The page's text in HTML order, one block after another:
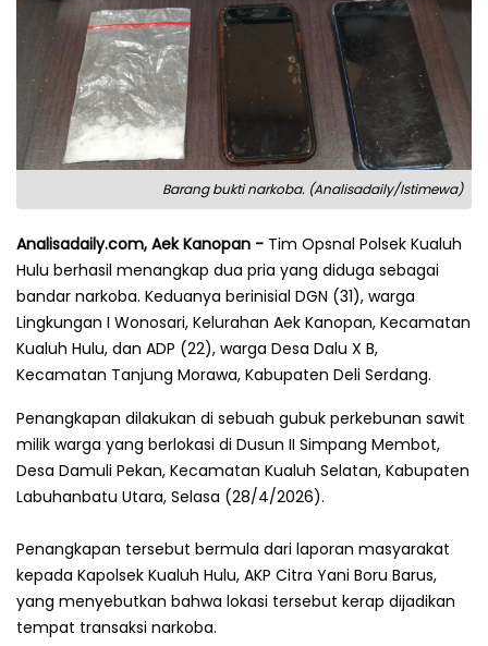
Barang bukti narkoba. (Analisadaily/Istimewa)
Analisadaily.com, Aek Kanopan - Tim Opsnal Polsek Kualuh
Hulu berhasil menangkap dua pria yang diduga sebagai
bandar narkoba. Keduanya berinisial DGN (31), warga
Lingkungan I Wonosari, Kelurahan Aek Kanopan, Kecamatan
Kualuh Hulu, dan ADP (22), warga Desa Dalu X B,
Kecamatan Tanjung Morawa, Kabupaten Deli Serdang.
Penangkapan dilakukan di sebuah gubuk perkebunan sawit
milik warga yang berlokasi di Dusun II Simpang Membot,
Desa Damuli Pekan, Kecamatan Kualuh Selatan, Kabupaten
Labuhanbatu Utara, Selasa (28/4/2026).
Penangkapan tersebut bermula dari laporan masyarakat
kepada Kapolsek Kualuh Hulu, AKP Citra Yani Boru Barus,
yang menyebutkan bahwa lokasi tersebut kerap dijadikan
tempat transaksi narkoba.